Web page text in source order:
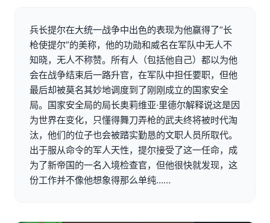
兵长提尔在大统一战争中出色的表现为他赢得了“长
枪使提尔”的美称，他的功勋和威名在军队中无人不
知晓，无人不称赞。所有人（包括他自己）都以为他
会在战争结束后一路升官，在军队中担任要职，但他
最后却被莫名其妙地调度到了刚刚成立的国家安全
局。国家安全局的局长奥莉维亚·里德尔解释说这是因
为世界在变化，只懂得舞刀弄枪的武夫终将被时代淘
汰，他们的位子也会被踏实勤恳的文职人员所取代。
出于服从命令的军人天性，提尔接受了这一任命，成
为了新帝国的一名入境检查官，但他很快就发现，这
份工作并不像他想象得那么单纯……